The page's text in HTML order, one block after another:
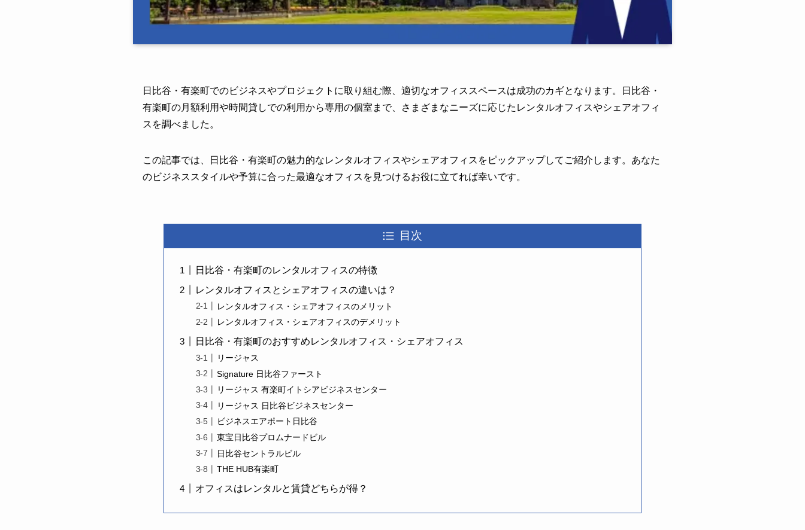
日比谷・有楽町でのビジネスやプロジェクトに取り組む際、適切なオフィススペースは成功のカギとなります。日比谷・
有楽町の月額利用や時間貸しでの利用から専用の個室まで、さまざまなニーズに応じたレンタルオフィスやシェアオフィ
スを調べました。
この記事では、日比谷・有楽町の魅力的なレンタルオフィスやシェアオフィスをピックアップしてご紹介します。あなた
のビジネススタイルや予算に合った最適なオフィスを見つけるお役に立てれば幸いです。
目次
日比谷・有楽町のレンタルオフィスの特徴
レンタルオフィスとシェアオフィスの違いは？
レンタルオフィス・シェアオフィスのメリット
レンタルオフィス・シェアオフィスのデメリット
日比谷・有楽町のおすすめレンタルオフィス・シェアオフィス
リージャス
Signature 日比谷ファースト
リージャス 有楽町イトシアビジネスセンター
リージャス 日比谷ビジネスセンター
ビジネスエアポート日比谷
東宝日比谷プロムナードビル
日比谷セントラルビル
THE HUB有楽町
オフィスはレンタルと賃貸どちらが得？